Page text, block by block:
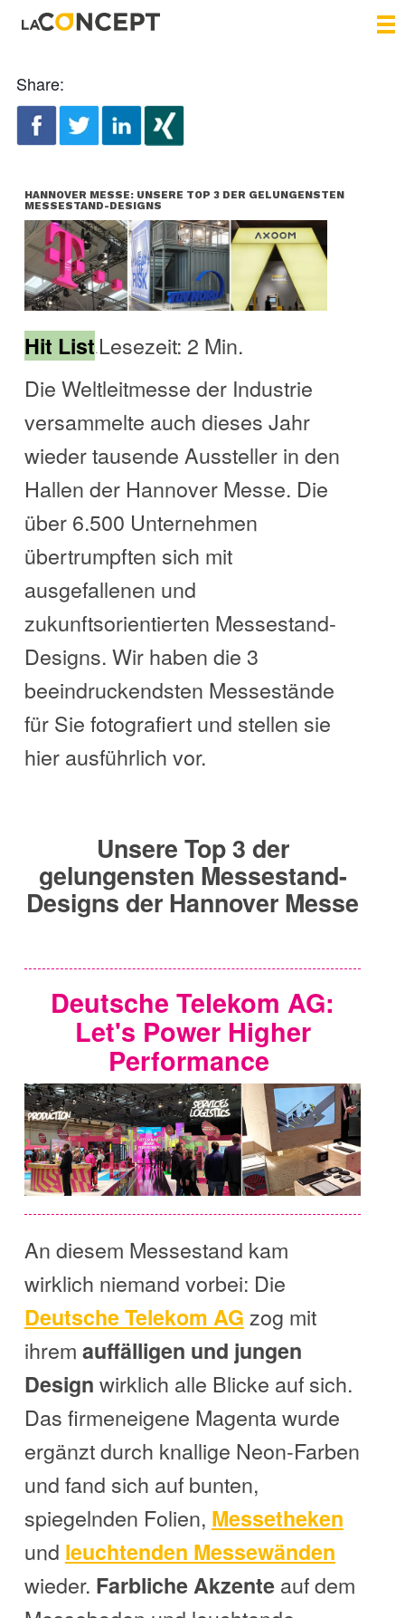
Share:
HANNOVER MESSE: UNSERE TOP 3 DER GELUNGENSTEN
MESSESTAND-DESIGNS
Hit List • Lesezeit: 2 Min.
Die Weltleitmesse der Industrie
versammelte auch dieses Jahr
wieder tausende Aussteller in den
Hallen der Hannover Messe. Die
über 6.500 Unternehmen
übertrumpften sich mit
ausgefallenen und
zukunftsorientierten Messestand-
Designs. Wir haben die 3
beeindruckendsten Messestände
für Sie fotografiert und stellen sie
hier ausführlich vor.
Unsere Top 3 der
gelungensten Messestand-
Designs der Hannover Messe
Deutsche Telekom AG:
Let's Power Higher
Performance
An diesem Messestand kam
wirklich niemand vorbei: Die
Deutsche Telekom AG zog mit
ihrem auffälligen und jungen
Design wirklich alle Blicke auf sich.
Das firmeneigene Magenta wurde
ergänzt durch knallige Neon-Farben
und fand sich auf bunten,
spiegelnden Folien, Messetheken
und leuchtenden Messewänden
wieder. Farbliche Akzenteauf dem